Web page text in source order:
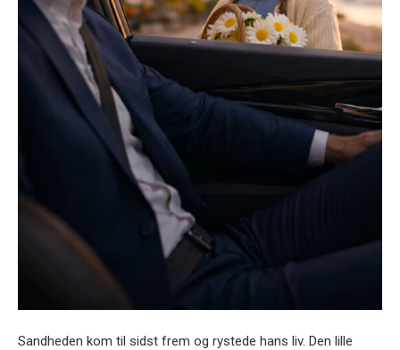
Sandheden kom til sidst frem og rystede hans liv. Den lille